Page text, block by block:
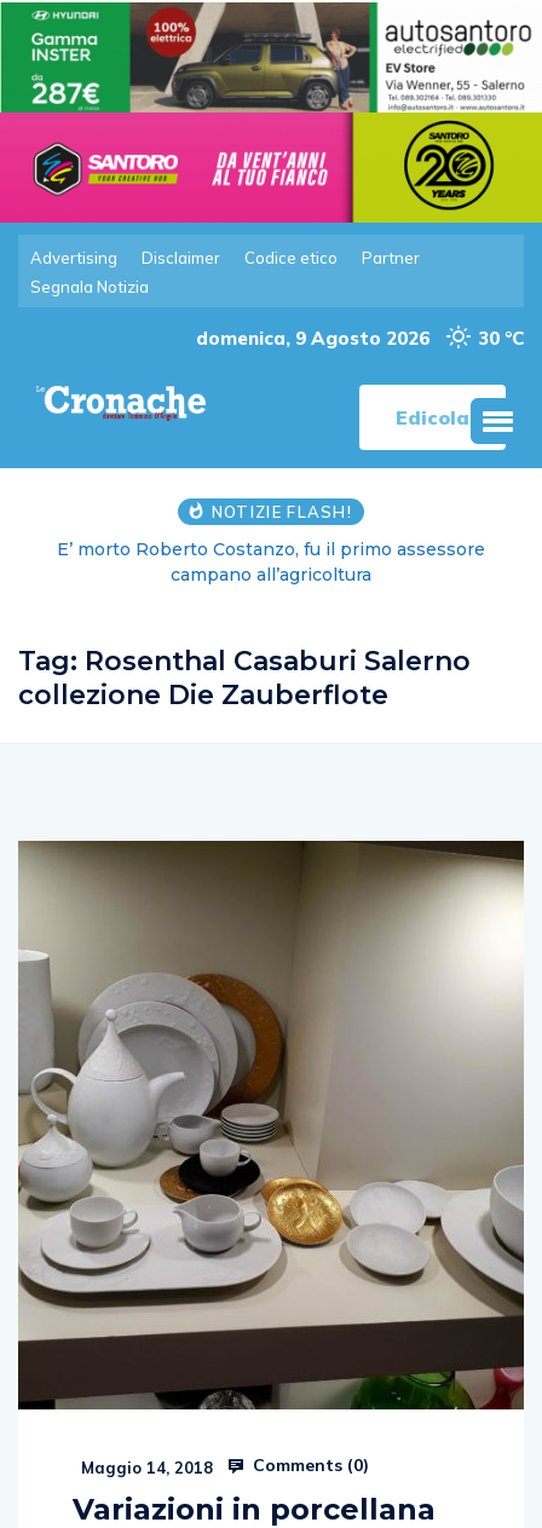
Advertising Disclaimer Codice etico
Partner
Segnala Notizia
domenica, 9 Agosto 2026 30 °C
Edicola
NOTIZIE FLASH!
E’ morto Roberto Costanzo, fu il primo assessore
campano all’agricoltura
Tag: Rosenthal Casaburi Salerno
collezione Die Zauberflote
Maggio 14, 2018 Comments (0)
Variazioni in porcellana